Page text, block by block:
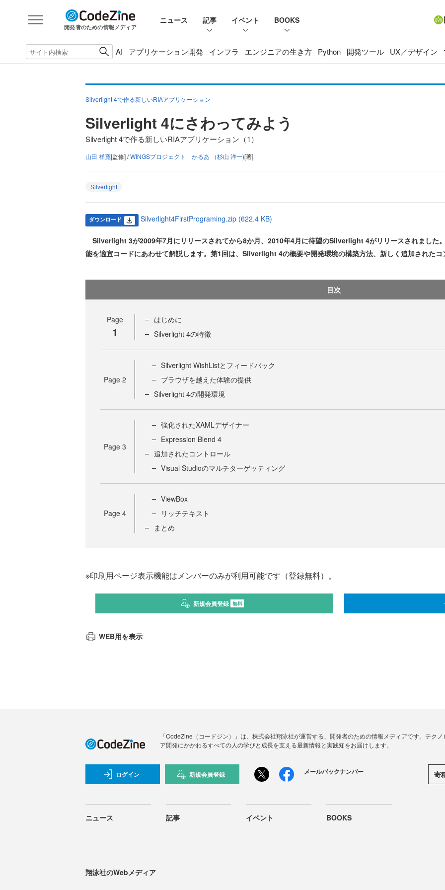
開発者のための情報メディア
ニュース 記事 イベント BOOKS
AI アプリケーション開発 インフラ エンジニアの生き方 Python 開発ツール UX／デザイン
Silverlight 4で作る新しいRIAアプリケーション
Silverlight 4にさわってみよう
Silverlight 4で作る新しいRIAアプリケーション（1）
山田 祥寛[監修] /WINGSプロジェクト かるあ （杉山 洋一)[著]
Silverlight
ダウンロード Silverlight4FirstPrograming.zip (622.4 KB)
Silverlight 3が2009年7月にリリースされてから8か月、2010年4月に待望のSilverlight 4がリリースされました
能を適宜コードにあわせて解説します。第1回は、Silverlight 4の概要や開発環境の構築方法、新しく追加されたコ
目次
Page
1
はじめに
Silverlight 4の特徴
Page 2
Silverlight WishListとフィードバック
ブラウザを越えた体験の提供
Silverlight 4の開発環境
Page 3
強化されたXAMLデザイナー
Expression Blend 4
追加されたコントロール
Visual Studioのマルチターゲッティング
Page 4
ViewBox
リッチテキスト
まとめ
※印刷用ページ表示機能はメンバーのみが利用可能です（登録無料）。
新規会員登録 無料
WEB用を表示
「CodeZine（コードジン）」は、株式会社翔泳社が運営する、開発者のための情報メディアです。テク
ア開発にかかわるすべての人の学びと成長を支える最新情報と実践知をお届けします。
ログイン 新規会員登録 メールバックナンバー 寄
ニュース 記事 イベント BOOKS
翔泳社のWebメディア